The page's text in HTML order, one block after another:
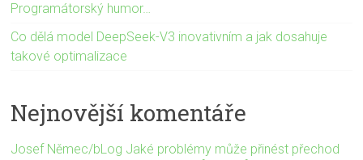
Programátorský humor…
Co dělá model DeepSeek-V3 inovativním a jak dosahuje
takové optimalizace
Nejnovější komentáře
Josef Němec/bLog Jaké problémy může přinést přechod